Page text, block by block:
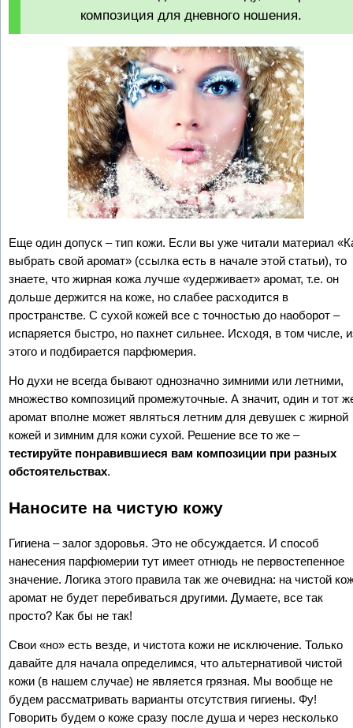
композиция для дневного ношения.
Еще один допуск – тип кожи. Если вы уже читали материал
выбрать свой аромат» (ссылка есть в начале этой статьи), то
знаете, что жирная кожа лучше «удерживает» аромат, т.е. он
дольше держится на коже, но слабее расходится в
пространстве. С сухой кожей все с точностью до наоборот –
испаряется быстро, но пахнет сильнее. Исходя, в том числе,
этого и подбирается парфюмерия.
Но духи не всегда бывают однозначно зимними или летними,
множество композиций промежуточные. А значит, один и тот
аромат вполне может являться летним для девушек с жирной
кожей и зимним для кожи сухой. Решение все то же –
тестируйте понравившиеся вам композиции при разных
обстоятельствах.
Наносите на чистую кожу
Гигиена – залог здоровья. Это не обсуждается. И способ
нанесения парфюмерии тут имеет отнюдь не первостепенное
значение. Логика этого правила так же очевидна: на чистой
аромат не будет перебиваться другими. Думаете, все так
просто? Как бы не так!
Свои «но» есть везде, и чистота кожи не исключение. Только
давайте для начала определимся, что альтернативой чистой
кожи (в нашем случае) не является грязная. Мы вообще не
будем рассматривать варианты отсутствия гигиены. Фу!
Говорить будем о коже сразу после душа и через несколько